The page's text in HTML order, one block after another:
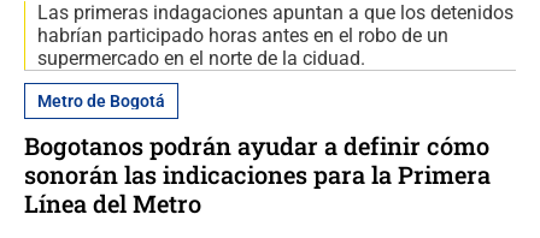
Las primeras indagaciones apuntan a que los detenidos
habrían participado horas antes en el robo de un
supermercado en el norte de la ciduad.
Metro de Bogotá
Bogotanos podrán ayudar a definir cómo
sonorán las indicaciones para la Primera
Línea del Metro